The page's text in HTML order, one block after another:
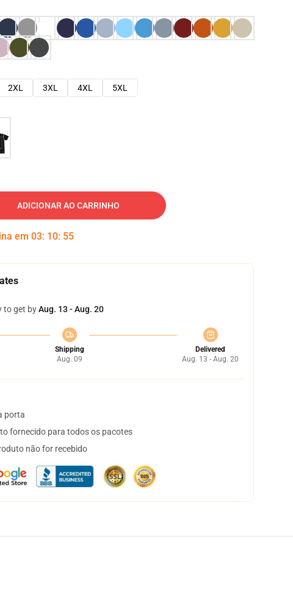
2XL 3XL 4XL
5XL
ADICIONAR AO CARRINHO
em 03: 10: 54
to get byAug. 13 - Aug. 20
Shipping
Aug. 09
Delivered
Aug. 13 - Aug. 20
porta
fornecido para todos os pacotes
não for recebido